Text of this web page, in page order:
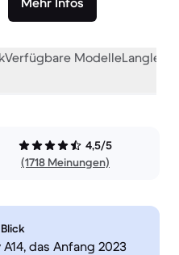
Verfügbare Modelle
4,5/5
(1718 Meinungen)
das Anfang 2023